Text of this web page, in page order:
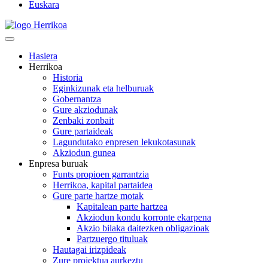
Euskara
Hasiera
Herrikoa
Historia
Eginkizunak eta helburuak
Gobernantza
Gure akziodunak
Zenbaki zonbait
Gure partaideak
Lagundutako enpresen lekukotasunak
Akziodun gunea
Enpresa buruak
Funts propioen garrantzia
Herrikoa, kapital partaidea
Gure parte hartze motak
Kapitalean parte hartzea
Akziodun kondu korronte ekarpena
Akzio bilaka daitezken obligazioak
Partzuergo tituluak
Hautagai irizpideak
Zure proiektua aurkeztu